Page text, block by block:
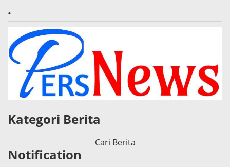
.
Kategori Berita
Cari Berita
Notification